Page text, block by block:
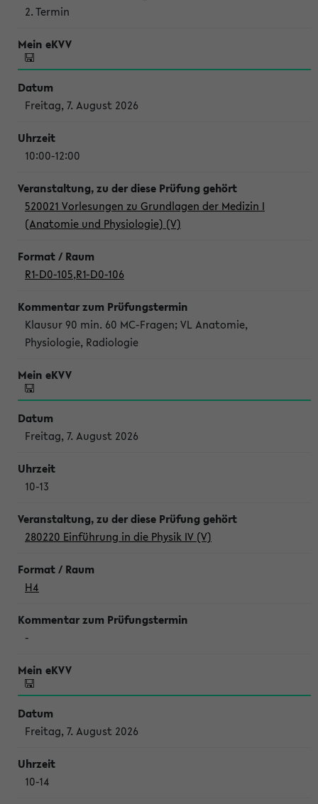
2. Termin
Freitag, 7. August 2026
10:00-12:00
520021 Vorlesungen zu Grundlagen der Medizin I
(Anatomie und Physiologie) (V)
R1-D0-105,R1-D0-106
Klausur 90 min. 60 MC-Fragen; VL Anatomie,
Physiologie, Radiologie
Freitag, 7. August 2026
10-13
280220 Einführung in die Physik IV (V)
H4
-
Freitag, 7. August 2026
10-14